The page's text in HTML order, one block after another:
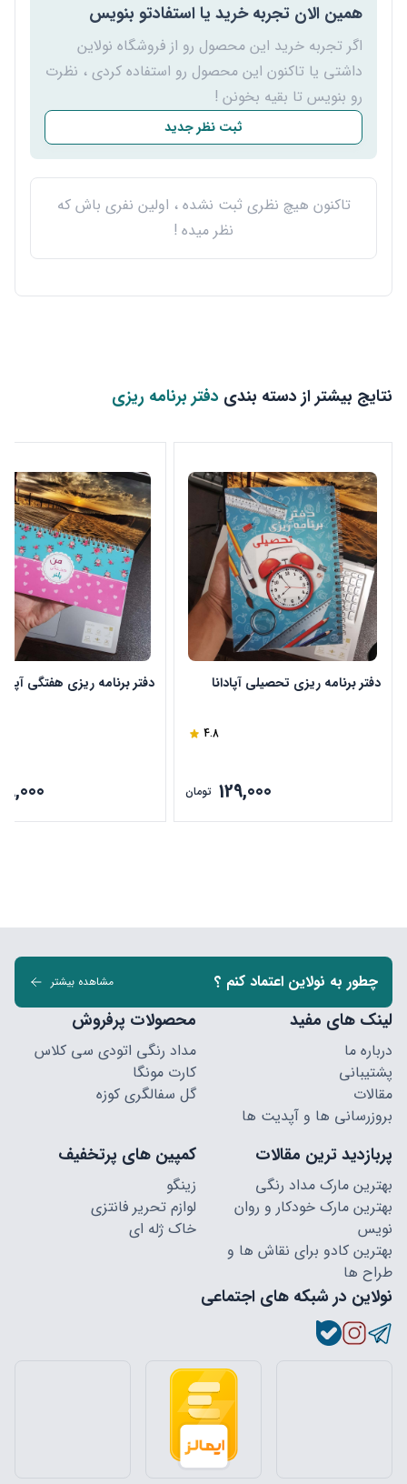
همین الان تجربه خرید یا استفادتو بنویس
اگر تجربه خرید این محصول رو از فروشگاه نولاین
داشتی یا تاکنون این محصول رو استفاده کردی ، نظرت
رو بنویس تا بقیه بخونن !
ثبت نظر جدید
تاکنون هیچ نظری ثبت نشده ، اولین نفری باش که
نظر میده !
نتایج بیشتر از دسته بندی دفتر برنامه ریزی
دفتر برنامه ریزی تحصیلی آپادانا
4.8
129,000 تومان
دفتر برنامه ریزی هفتگی
چطور به نولاین اعتماد کنم ؟ مشاهده بیشتر
لینک های مفید
درباره ما
پشتیبانی
مقالات
بروزرسانی ها و آپدیت ها
محصولات پرفروش
مداد رنگی اتودی سی کلاس
کارت مونگا
گل سفالگری کوزه
پربازدید ترین مقالات
بهترین مارک مداد رنگی
بهترین مارک خودکار و روان
نویس
بهترین کادو برای نقاش ها و
طراح ها
کمپین های پرتخفیف
زینگو
لوازم تحریر فانتزی
خاک ژله ای
نولاین در شبکه های اجتماعی